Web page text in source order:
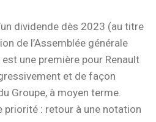
dividende dès 2023 (au titre
de l’Assemblée générale
une première pour Renault
et de façon
Groupe, à moyen terme.
priorité : retour à une notation